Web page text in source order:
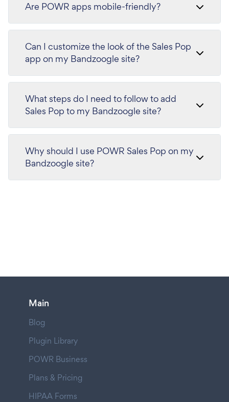
Are POWR apps mobile-friendly?
Can I customize the look of the Sales Pop
app on my Bandzoogle site?
What steps do I need to follow to add
Sales Pop to my Bandzoogle site?
Why should I use POWR Sales Pop on my
Bandzoogle site?
Main
Blog
Plugin Library
POWR Business
Plans & Pricing
HIPAA Forms